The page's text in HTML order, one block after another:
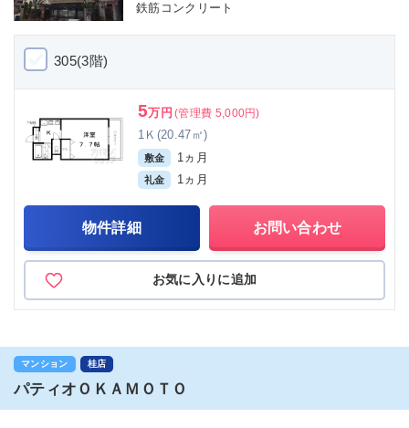
鉄筋コンクリート
305(3階)
5万円 (管理費 5,000円)
1Ｋ(20.47㎡)
敷金 1ヵ月
礼金 1ヵ月
物件詳細 お問い合わせ
お気に入りに追加
マンション 桂店
パティオＯＫＡＭＯＴＯ